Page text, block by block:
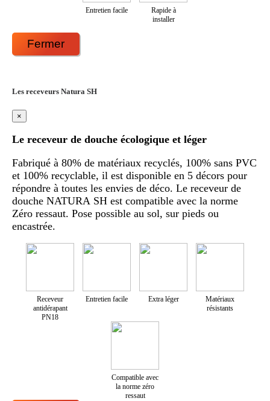
Entretien facile
Rapide à
installer
Fermer
Les receveurs Natura SH
×
Le receveur de douche écologique et léger
Fabriqué à 80% de matériaux recyclés, 100% sans PVC
et 100% recyclable, il est disponible en 5 décors pour
répondre à toutes les envies de déco. Le receveur de
douche NATURA SH est compatible avec la norme
Zéro ressaut. Pose possible au sol, sur pieds ou
encastrée.
Receveur
antidérapant
PN18
Entretien facile Extra léger
Matériaux
résistants
Compatible avec
la norme zéro
ressaut